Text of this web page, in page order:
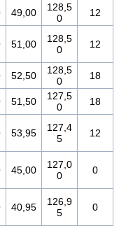
49,00
128,5
0
12
51,00
128,5
0
12
52,50
128,5
0
18
51,50
127,5
0
18
53,95
127,4
5
12
45,00
127,0
0
0
40,95
126,9
5
0